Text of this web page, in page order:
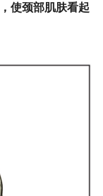
使颈部肌肤看起